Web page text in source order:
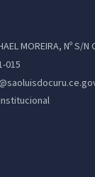
MOREIRA, Nº S/N
015